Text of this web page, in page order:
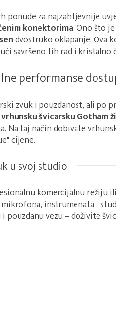
ponude za najzahtjevnije
konektorima. Ono što
dvostruko oklapanje. Ova
savršeno tih rad i
performanse
zvuk i pouzdanost, ali po
švicarsku Gotham
Na taj način dobivate
cijene.
u svoj studio
komercijalnu režiju
instrumenata i
pouzdanu vezu – doživite